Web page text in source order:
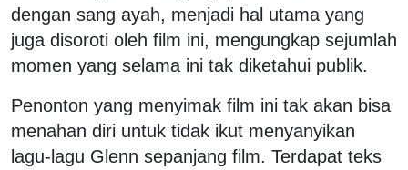
dengan sang ayah, menjadi hal utama yang
juga disoroti oleh film ini, mengungkap sejumlah
momen yang selama ini tak diketahui publik.
Penonton yang menyimak film ini tak akan bisa
menahan diri untuk tidak ikut menyanyikan
lagu-lagu Glenn sepanjang film. Terdapat teks